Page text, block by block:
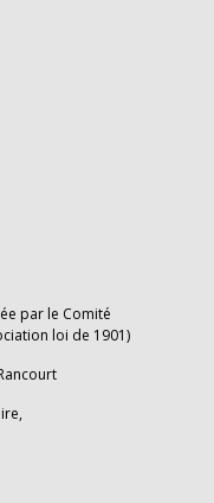
par le Comité
loi de 1901)